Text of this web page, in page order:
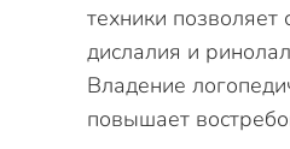
техники
дислалия и
Владение
повышает